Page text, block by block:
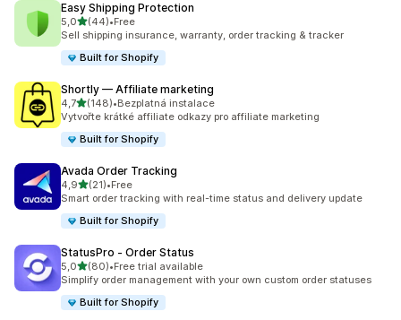
Easy Shipping Protection
5,0z 5 hvězd
(44)
Celkový počet recenzí: 44
•Free
Sell shipping insurance, warranty, order tracking & tracker
Built for Shopify
Shortly — Affiliate marketing
4,7z 5 hvězd
(148)
Celkový počet recenzí: 148
•Bezplatná instalace
Vytvořte krátké affiliate odkazy pro affiliate marketing
Built for Shopify
Avada Order Tracking
4,9z 5 hvězd
(21)
Celkový počet recenzí: 21
•Free
Smart order tracking with real-time status and delivery update
Built for Shopify
StatusPro ‑ Order Status
5,0z 5 hvězd
(80)
Celkový počet recenzí: 80
•Free trial available
Simplify order management with your own custom order statuses
Built for Shopify